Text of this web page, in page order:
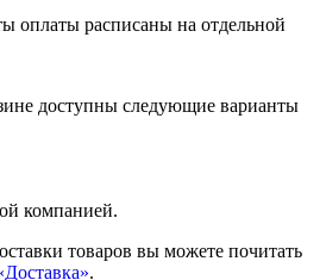
оплаты расписаны на отдельной
доступны следующие варианты
компанией.
товаров вы можете почитать
.